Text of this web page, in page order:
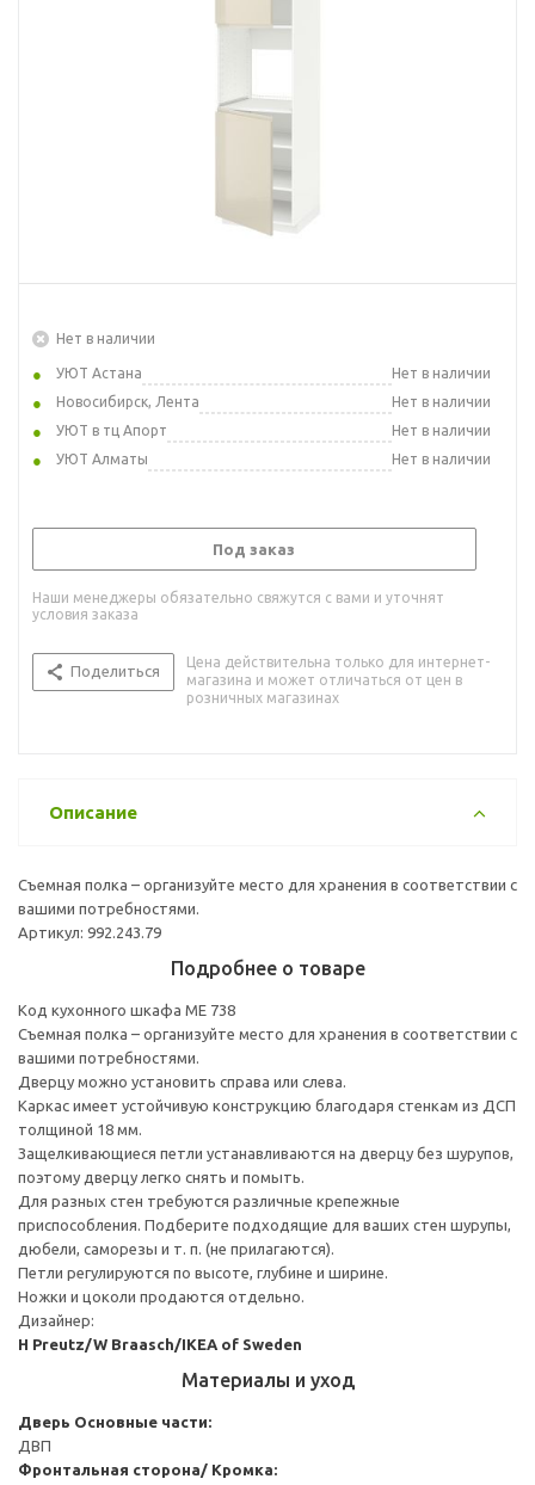
Нет в наличии
УЮТ Астана
Нет в наличии
Новосибирск, Лента
Нет в наличии
УЮТ в тц Апорт
Нет в наличии
УЮТ Алматы
Нет в наличии
Под заказ
Наши менеджеры обязательно свяжутся с вами и уточнят
условия заказа
Поделиться
Цена действительна только для интернет-
магазина и может отличаться от цен в
розничных магазинах
Описание
Съемная полка – организуйте место для хранения в соответствии с
вашими потребностями.
Артикул: 992.243.79
Подробнее о товаре
Код кухонного шкафа ME 738
Съемная полка – организуйте место для хранения в соответствии с
вашими потребностями.
Дверцу можно установить справа или слева.
Каркас имеет устойчивую конструкцию благодаря стенкам из ДСП
толщиной 18 мм.
Защелкивающиеся петли устанавливаются на дверцу без шурупов,
поэтому дверцу легко снять и помыть.
Для разных стен требуются различные крепежные
приспособления. Подберите подходящие для ваших стен шурупы,
дюбели, саморезы и т. п. (не прилагаются).
Петли регулируются по высоте, глубине и ширине.
Ножки и цоколи продаются отдельно.
Дизайнер:
H Preutz/W Braasch/IKEA of Sweden
Материалы и уход
Дверь Основные части:
ДВП
Фронтальная сторона/ Кромка: